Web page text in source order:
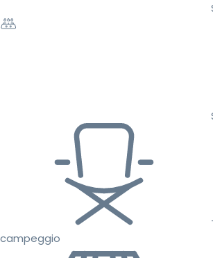
campeggio